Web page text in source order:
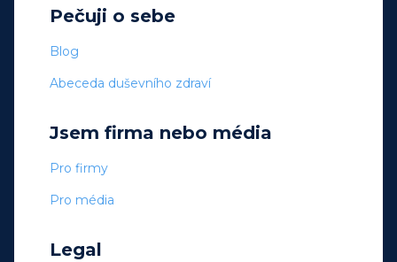
Pečuji o sebe
Blog
Abeceda duševního zdraví
Jsem firma nebo média
Pro firmy
Pro média
Legal